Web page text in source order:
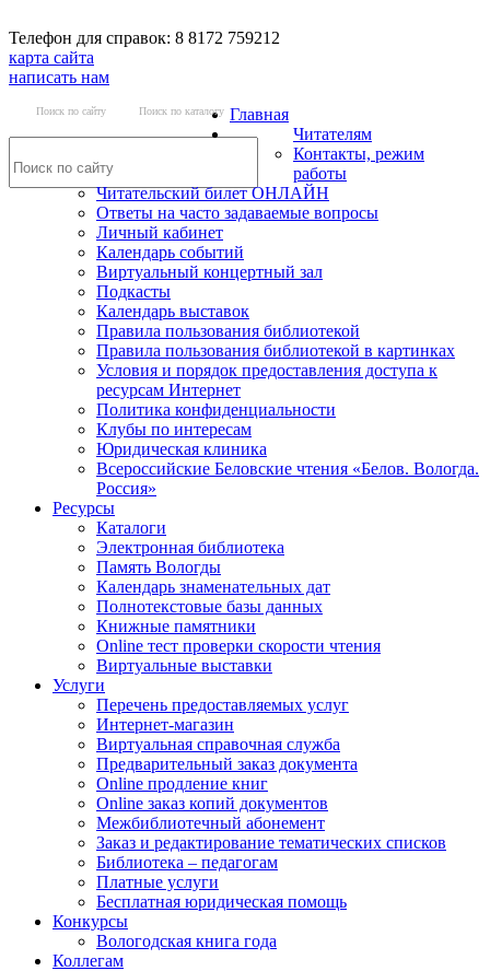
Телефон для справок: 8 8172 759212
карта сайта
написать нам
Поиск по сайту Поиск по каталогу Главная
Читателям
Контакты, режим
работы
Читательский билет ОНЛАЙН
Ответы на часто задаваемые вопросы
Личный кабинет
Календарь событий
Виртуальный концертный зал
Подкасты
Календарь выставок
Правила пользования библиотекой
Правила пользования библиотекой в картинках
Условия и порядок предоставления доступа к
ресурсам Интернет
Политика конфиденциальности
Клубы по интересам
Юридическая клиника
Всероссийские Беловские чтения «Белов. Вологда.
Россия»
Ресурсы
Каталоги
Электронная библиотека
Память Вологды
Календарь знаменательных дат
Полнотекстовые базы данных
Книжные памятники
Online тест проверки скорости чтения
Виртуальные выставки
Услуги
Перечень предоставляемых услуг
Интернет-магазин
Виртуальная справочная служба
Предварительный заказ документа
Online продление книг
Online заказ копий документов
Межбиблиотечный абонемент
Заказ и редактирование тематических списков
Библиотека – педагогам
Платные услуги
Бесплатная юридическая помощь
Конкурсы
Вологодская книга года
Коллегам